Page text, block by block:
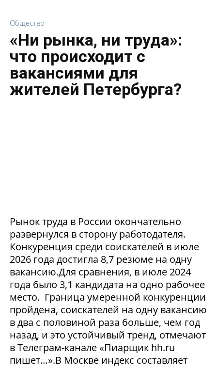
Общество
«Ни рынка, ни труда»:
что происходит с
вакансиями для
жителей Петербурга?
Рынок труда в России окончательно
развернулся в сторону работодателя.
Конкуренция среди соискателей в июле
2026 года достигла 8,7 резюме на одну
вакансию.Для сравнения, в июле 2024
года было 3,1 кандидата на одно рабочее
место. Граница умеренной конкуренции
пройдена, соискателей на одну вакансию
в два с половиной раза больше, чем год
назад, и это устойчивый тренд, отмечают
в Телеграм-канале «Пиарщик hh.ru
пишет…».В Москве индекс составляет